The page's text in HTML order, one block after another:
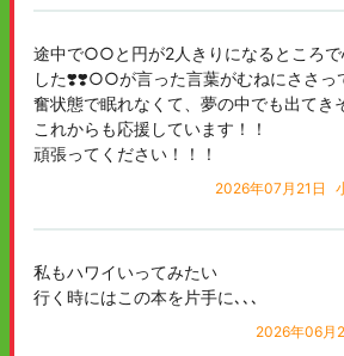
途中で○○と円が2人きりになるところ
した❣️❣️○○が言った言葉がむねにささっ
奮状態で眠れなくて、夢の中でも出てき
これからも応援しています！！
頑張ってください！！！
2026年07月21日
私もハワイいってみたい
行く時にはこの本を片手に､､､
2026年06月